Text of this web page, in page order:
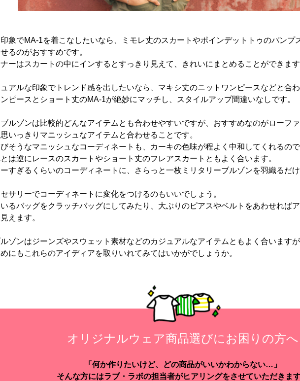
象でMA-1を着こなしたいなら、ミモレ丈のスカートやポインデットトゥのパンプ
るのがおすすめです。
ーはスカートの中にインするとすっきり見えて、きれいにまとめることができます
アルな印象でトレンド感を出したいなら、マキシ丈のニットワンピースなどと合
ピースとショート丈のMA-1が絶妙にマッチし、スタイルアップ間違いなしです。
ブルゾンは比較的どんなアイテムとも合わせやすいですが、おすすめなのがローフ
いっきりマニッシュなアイテムと合わせることです。
そうなマニッシュなコーディネートも、カーキの色味が程よく中和してくれるの
は逆にレースのスカートやショート丈のフレアスカートともよく合います。
すぎるくらいのコーディネートに、さらっと一枚ミリタリーブルゾンを羽織るだ
サリーでコーディネートに変化をつけるのもいいでしょう。
るバッグをクラッチバッグにしてみたり、大ぶりのピアスやベルトをあわせれば
えます。
ゾンはジーンズやスウェット素材などのカジュアルなアイテムともよく合います
にもこれらのアイディアを取りいれてみてはいかがでしょうか。
オリジナルウェア商品選びに お困りの方へ
「何か作りたいけど、どの商品がいいかわからない…」
そんな方にはラブ・ラボの担当者がヒアリングをさせていただきます